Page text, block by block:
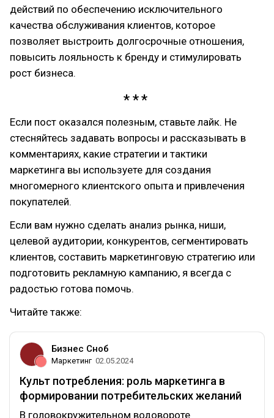
действий по обеспечению исключительного
качества обслуживания клиентов, которое
позволяет выстроить долгосрочные отношения,
повысить лояльность к бренду и стимулировать
рост бизнеса.
Если пост оказался полезным, ставьте лайк. Не
стесняйтесь задавать вопросы и рассказывать в
комментариях, какие стратегии и тактики
маркетинга вы используете для создания
многомерного клиентского опыта и привлечения
покупателей.
Если вам нужно сделать анализ рынка, ниши,
целевой аудитории, конкурентов, сегментировать
клиентов, составить маркетинговую стратегию или
подготовить рекламную кампанию, я всегда с
радостью готова помочь.
Читайте также:
Бизнес Сноб
Маркетинг 02.05.2024
Культ потребления: роль маркетинга в
формировании потребительских желаний
В головокружительном водовороте